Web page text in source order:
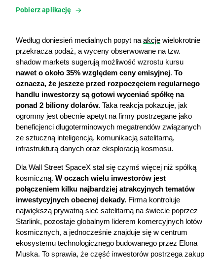
Pobierz aplikację
Według doniesień medialnych popyt na akcje wielokrotnie
przekracza podaż, a wyceny obserwowane na tzw.
nawet o około 35% względem ceny emisyjnej. To
oznacza, że jeszcze przed rozpoczęciem regularnego
handlu inwestorzy są gotowi wyceniać spółkę na
ponad 2 biliony dolarów. Taka reakcja pokazuje, jak
ogromny jest obecnie apetyt na firmy postrzegane jako
beneficjenci długoterminowych megatrendów związanych
ze sztuczną inteligencją, komunikacją satelitarną,
infrastrukturą danych oraz eksploracją kosmosu.
Dla Wall Street SpaceX stał się czymś więcej niż spółką
kosmiczną. W oczach wielu inwestorów jest
połączeniem kilku najbardziej atrakcyjnych tematów
inwestycyjnych obecnej dekady. Firma kontroluje
największą prywatną sieć satelitarną na świecie poprzez
Starlink, pozostaje globalnym liderem komercyjnych lotów
kosmicznych, a jednocześnie znajduje się w centrum
ekosystemu technologicznego budowanego przez Elona
Muska. To sprawia, że część inwestorów postrzega zakup